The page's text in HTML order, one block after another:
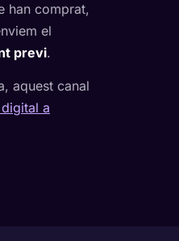
han comprat,
el
previ.
aquest canal
a